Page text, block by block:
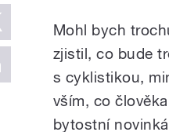
Mohl bych
zjistil, co bude
s cyklistikou,
vším, co
bytostní